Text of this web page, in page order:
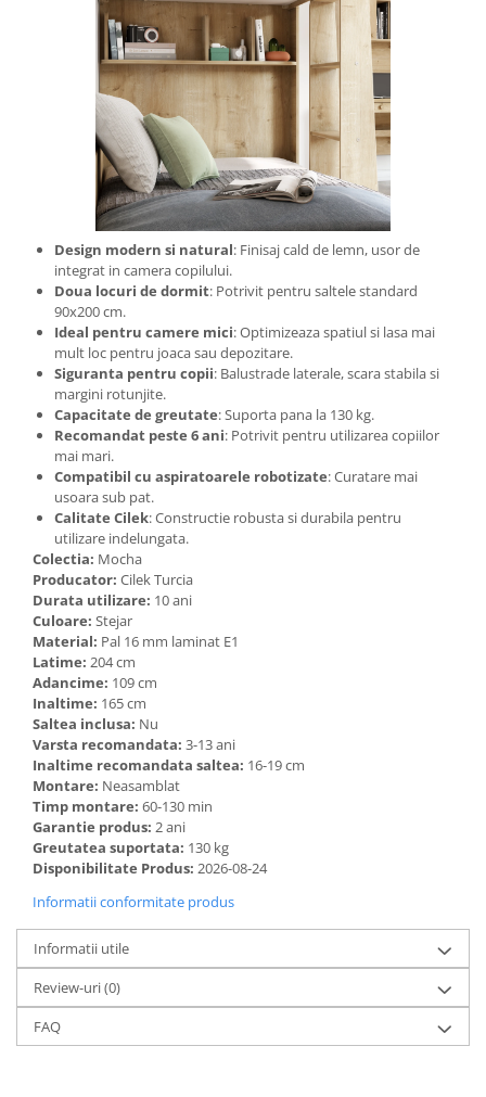
Design modern si natural: Finisaj cald de lemn, usor de
integrat in camera copilului.
Doua locuri de dormit: Potrivit pentru saltele standard
90x200 cm.
Ideal pentru camere mici: Optimizeaza spatiul si lasa mai
mult loc pentru joaca sau depozitare.
Siguranta pentru copii: Balustrade laterale, scara stabila si
margini rotunjite.
Capacitate de greutate: Suporta pana la 130 kg.
Recomandat peste 6 ani: Potrivit pentru utilizarea copiilor
mai mari.
Compatibil cu aspiratoarele robotizate: Curatare mai
usoara sub pat.
Calitate Cilek: Constructie robusta si durabila pentru
utilizare indelungata.
Colectia: Mocha
Producator: Cilek Turcia
Durata utilizare: 10 ani
Culoare: Stejar
Material: Pal 16 mm laminat E1
Latime: 204 cm
Adancime: 109 cm
Inaltime: 165 cm
Saltea inclusa: Nu
Varsta recomandata: 3-13 ani
Inaltime recomandata saltea: 16-19 cm
Montare: Neasamblat
Timp montare: 60-130 min
Garantie produs: 2 ani
Greutatea suportata: 130 kg
Disponibilitate Produs: 2026-08-24
Informatii conformitate produs
Informatii utile
Review-uri(0)
FAQ